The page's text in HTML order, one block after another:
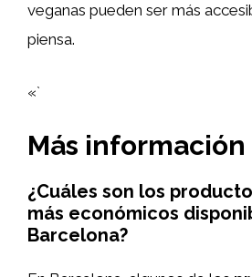
veganas pueden ser más
piensa.
«`
Más información
¿Cuáles son los
más económicos
Barcelona?